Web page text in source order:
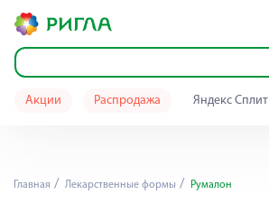
Акции Распродажа Яндекс Сплит
Главная Лекарственные формы Румалон